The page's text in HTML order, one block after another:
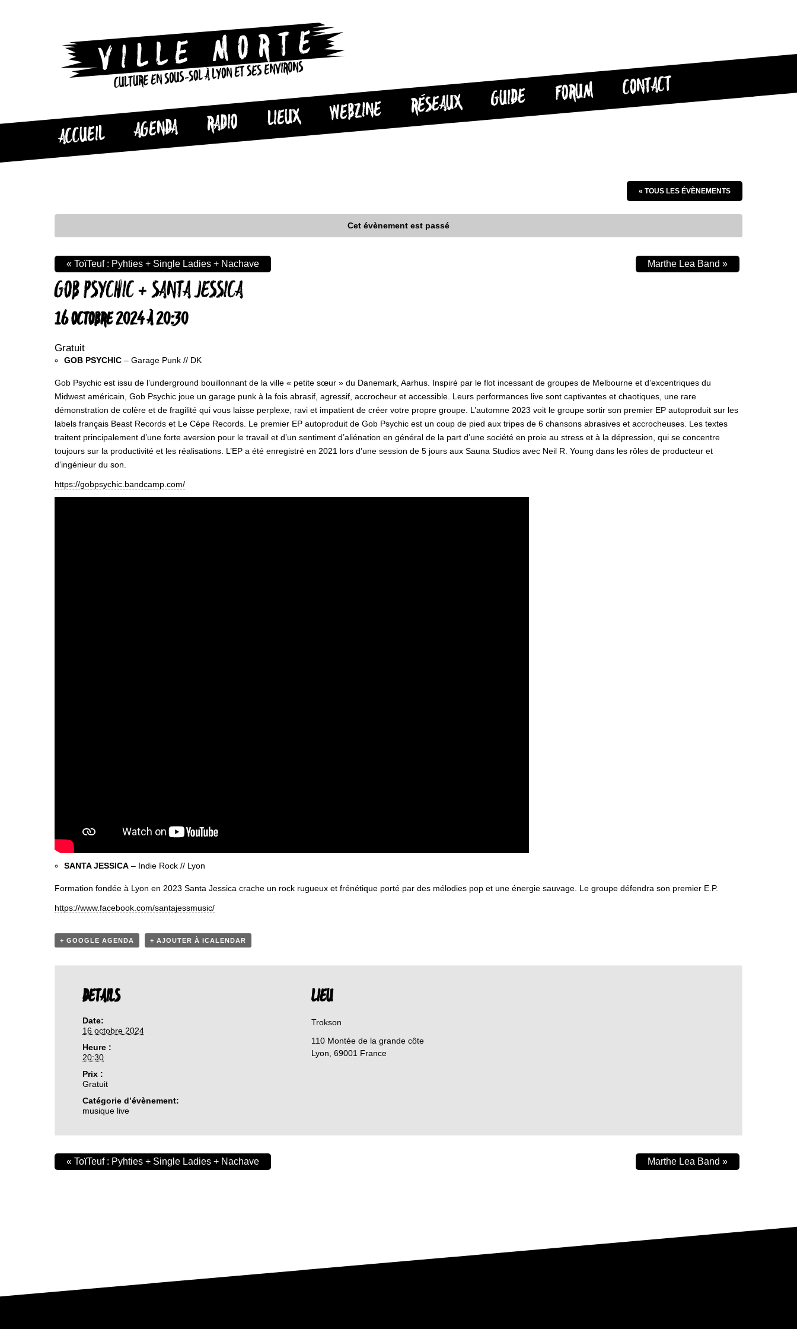
CULTURE EN SOUS-SOL À LYON ET SES ENVIRONS
ACCUEIL AGENDA RADIO LIEUX WEBZINE RÉSEAUX GUIDE FORUM CONTACT
« TOUS LES ÉVÈNEMENTS
Cet évènement est passé
GOB PSYCHIC + SANTA JESSICA
16 OCTOBRE 2024 À 20:30
Gratuit
« ToïTeuf : Pyhties + Single Ladies + Nachave Marthe Lea Band »
GOB PSYCHIC – Garage Punk // DK
Gob Psychic est issu de l’underground bouillonnant de la ville « petite sœur » du Danemark, Aarhus. Inspiré par le flot incessant de groupes de Melbourne et d’excentriques du
Midwest américain, Gob Psychic joue un garage punk à la fois abrasif, agressif, accrocheur et accessible. Leurs performances live sont captivantes et chaotiques, une rare
démonstration de colère et de fragilité qui vous laisse perplexe, ravi et impatient de créer votre propre groupe. L’automne 2023 voit le groupe sortir son premier EP autoproduit sur les
labels français Beast Records et Le Cépe Records. Le premier EP autoproduit de Gob Psychic est un coup de pied aux tripes de 6 chansons abrasives et accrocheuses. Les textes
traitent principalement d’une forte aversion pour le travail et d’un sentiment d’aliénation en général de la part d’une société en proie au stress et à la dépression, qui se concentre
toujours sur la productivité et les réalisations. L’EP a été enregistré en 2021 lors d’une session de 5 jours aux Sauna Studios avec Neil R. Young dans les rôles de producteur et
d’ingénieur du son.
https://gobpsychic.bandcamp.com/
SANTA JESSICA – Indie Rock // Lyon
Formation fondée à Lyon en 2023 Santa Jessica crache un rock rugueux et frénétique porté par des mélodies pop et une énergie sauvage. Le groupe défendra son premier E.P.
https://www.facebook.com/santajessmusic/
+ GOOGLE AGENDA + AJOUTER À ICALENDAR
DETAILS
Date:
16 octobre 2024
Heure :
20:30
Prix :
Gratuit
Catégorie d’évènement:
musique live
LIEU
Trokson
110 Montée de la grande côte
Lyon 69001 France
« ToïTeuf : Pyhties + Single Ladies + Nachave Marthe Lea Band »